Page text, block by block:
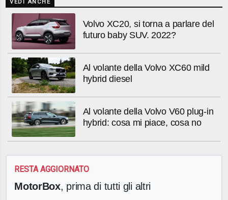
VEDI ANCHE
Volvo XC20, si torna a parlare del
futuro baby SUV. 2022?
Al volante della Volvo XC60 mild
hybrid diesel
Al volante della Volvo V60 plug-in
hybrid: cosa mi piace, cosa no
RESTA AGGIORNATO
MotorBox, prima di tutti gli altri